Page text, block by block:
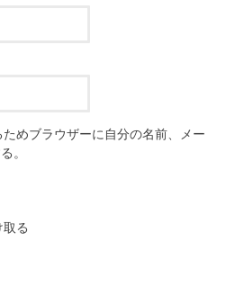
めブラウザーに自分の名前、メー
。
る